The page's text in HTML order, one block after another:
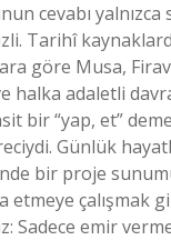
cevabı yalnızca
Tarihî
göre Musa,
halka adaletli
bir “yap, et”
Günlük
bir proje
çalışmak
Sadece emir